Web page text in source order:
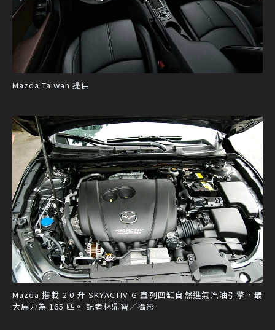
Mazda Taiwan 提供
Mazda 搭載 2.0 升 SKYACTIV-G 直列四缸自然進氣汽油引擎，最
大馬力為 165 匹。 記者林鼎智／攝影